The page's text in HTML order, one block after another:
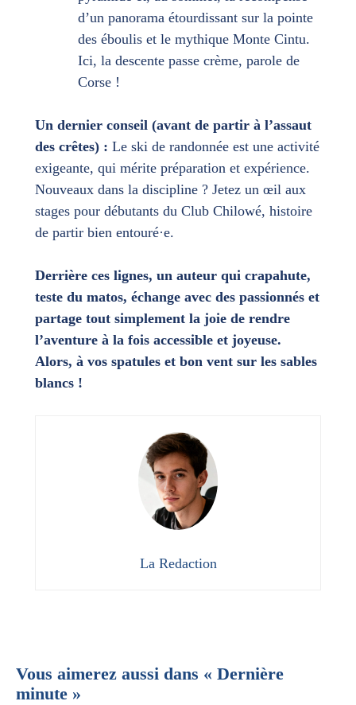
d’un panorama étourdissant sur la pointe
des éboulis et le mythique Monte Cintu.
Ici, la descente passe crème, parole de
Corse !
Un dernier conseil (avant de partir à l’assaut
des crêtes) : Le ski de randonnée est une activité
exigeante, qui mérite préparation et expérience.
Nouveaux dans la discipline ? Jetez un œil aux
stages pour débutants du Club Chilowé, histoire
de partir bien entouré·e.
Derrière ces lignes, un auteur qui crapahute,
teste du matos, échange avec des passionnés et
partage tout simplement la joie de rendre
l’aventure à la fois accessible et joyeuse.
Alors, à vos spatules et bon vent sur les sables
blancs !
La Redaction
Vous aimerez aussi dans « Dernière
minute »